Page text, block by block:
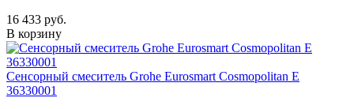
16 433 руб.
В корзину
Сенсорный смеситель Grohe Eurosmart Cosmopolitan E
36330001